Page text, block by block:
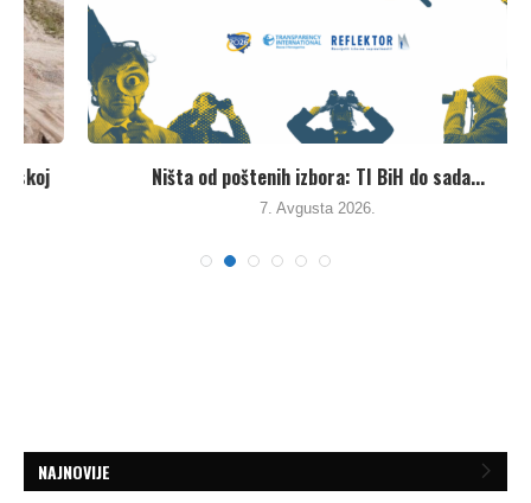
Ništa od poštenih izbora: TI BiH do sada...
7. Avgusta 2026.
NAJNOVIJE